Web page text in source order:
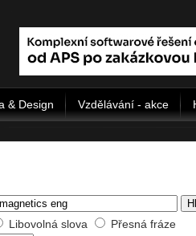
& Design Vzdělávání - akce
Libovolná slova
Přesná fráze